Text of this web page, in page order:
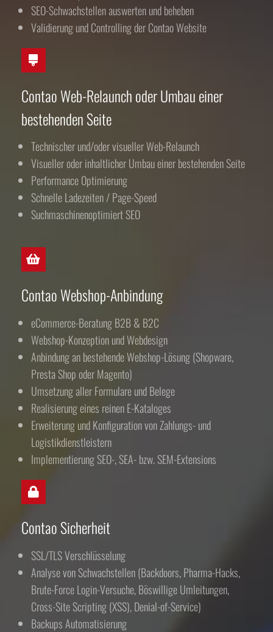
SEO-Schwachstellen auswerten und beheben
Validierung und Controlling der Contao Website
Contao Web-Relaunch oder Umbau einer
bestehenden Seite
Technischer und/oder visueller Web-Relaunch
Visueller oder inhaltlicher Umbau einer bestehenden Seite
Performance Optimierung
Schnelle Ladezeiten / Page-Speed
Suchmaschinenoptimiert SEO
Contao Webshop-Anbindung
eCommerce-Beratung B2B & B2C
Webshop-Konzeption und Webdesign
Anbindung an bestehende Webshop-Lösung (Shopware,
Presta Shop oder Magento)
Umsetzung aller Formulare und Belege
Realisierung eines reinen E-Kataloges
Erweiterung und Konfiguration von Zahlungs- und
Logistikdienstleistern
Implementierung SEO-, SEA- bzw. SEM-Extensions
Contao Sicherheit
SSL/TLS Verschlüsselung
Analyse von Schwachstellen (Backdoors, Pharma-Hacks,
Brute-Force Login-Versuche, Böswillige Umleitungen,
Cross-Site Scripting (XSS), Denial-of-Service)
Backups Automatisierung